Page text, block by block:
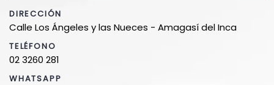
DIRECCIÓN
Calle Los Ángeles y las Nueces - Amagasí del Inca
TELÉFONO
02 3260 281
WHATSAPP